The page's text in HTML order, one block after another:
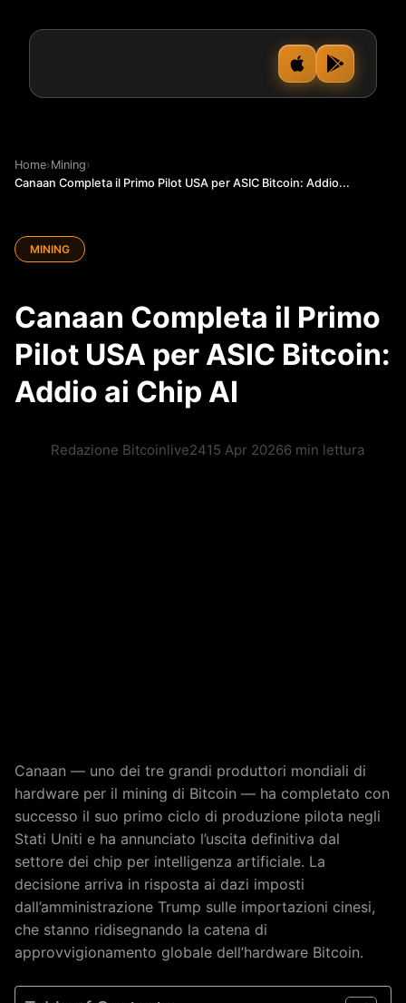
Home›Mining›
Canaan Completa il Primo Pilot USA per ASIC Bitcoin: Addio...
MINING
Canaan Completa il Primo
Pilot USA per ASIC Bitcoin:
Addio ai Chip AI
Redazione Bitcoinlive2415 Apr 20266 min lettura
Canaan — uno dei tre grandi produttori mondiali di
hardware per il mining di Bitcoin — ha completato con
successo il suo primo ciclo di produzione pilota negli
Stati Uniti e ha annunciato l’uscita definitiva dal
settore dei chip per intelligenza artificiale. La
decisione arriva in risposta ai dazi imposti
dall’amministrazione Trump sulle importazioni cinesi,
che stanno ridisegnando la catena di
approvvigionamento globale dell’hardware Bitcoin.